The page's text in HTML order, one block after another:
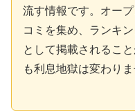
流す情報です。オー
コミを集め、ランキ
として掲載されるこ
も利息地獄は変わりま